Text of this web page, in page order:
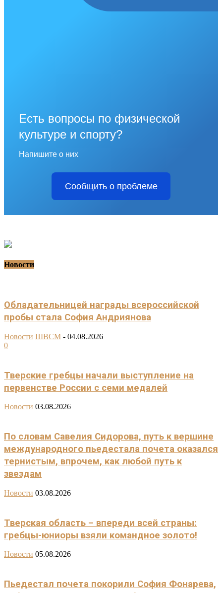
Есть вопросы по физической
культуре и спорту?
Напишите о них
Сообщить о проблеме
Новости
Обладательницей награды всероссийской
пробы стала София Андриянова
Новости ШВСМ - 04.08.2026
0
Тверские гребцы начали выступление на
первенстве России с семи медалей
Новости 03.08.2026
По словам Савелия Сидорова, путь к вершине
международного пьедестала почета оказался
тернистым, впрочем, как любой путь к
звездам
Новости 03.08.2026
Тверская область – впереди всей страны:
гребцы-юниоры взяли командное золото!
Новости 05.08.2026
Пьедестал почета покорили София Фонарева,